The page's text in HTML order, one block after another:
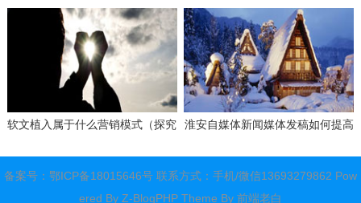
搜索引擎排名的有效策略
这些要求确保合规！
软文植入属于什么营销模式（探究
淮安自媒体新闻媒体发稿如何提高
倍！
备案号： 鄂ICP备18015646号联系方式：手机/微信13693279862 Pow
ered By Z-BlogPHPTheme By 前端老白